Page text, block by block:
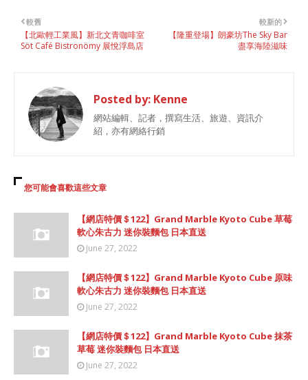
較新的
【隆重登場】朗豪坊The Sky Bar
盡享海陸滋味
較舊
【北歐輕工業風】新北文青咖啡室
Söt Café Bistronömy 展悅浮島店
Posted by: Kenne
網站編輯、記者，撰寫生活、旅遊、資訊介
紹，亦有網絡行銷
您可能會喜歡這些文章
【網店特價＄122】Grand Marble Kyoto Cube 草莓
軟心朱古力 迷你裝麵包 日本直送
June 27, 2022
【網店特價＄122】Grand Marble Kyoto Cube 原味
軟心朱古力 迷你裝麵包 日本直送
June 27, 2022
【網店特價＄122】Grand Marble Kyoto Cube 抹茶
草莓 迷你裝麵包 日本直送
June 27, 2022